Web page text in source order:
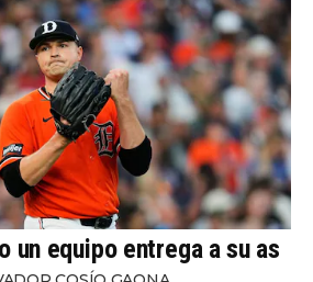
un equipo entrega a su as